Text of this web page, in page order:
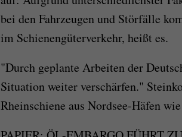
bei den Fahrzeugen und Störfälle
im Schienengüterverkehr, heißt es.
"Durch geplante Arbeiten der
Situation weiter verschärfen."
Rheinschiene aus Nordsee-Häfen